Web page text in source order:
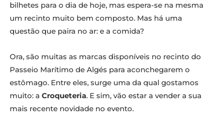
bilhetes para o dia de hoje, mas espera-se na mesma
um recinto muito bem composto. Mas há uma
questão que paira no ar: e a comida?
Ora, são muitas as marcas disponíveis no recinto do
Passeio Marítimo de Algés para aconchegarem o
estômago. Entre eles, surge uma da qual gostamos
muito: a Croqueteria. E sim, vão estar a vender a sua
mais recente novidade no evento.